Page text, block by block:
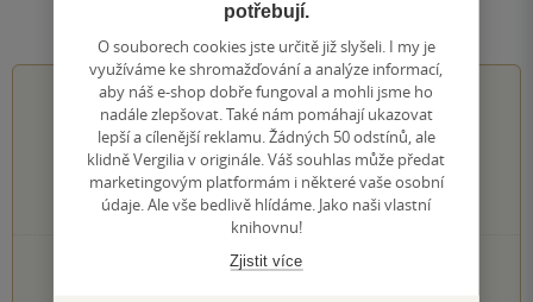
Hodnocení a recenze čtenářů
0.0z5
0hodnocení čtenářů
5 hvězdiček
potřebují.
O souborech cookies jste určitě již slyšeli. I my je
využíváme ke shromažďování a analýze informací,
aby náš e-shop dobře fungoval a mohli jsme ho
nadále zlepšovat. Také nám pomáhají ukazovat
lepší a cílenější reklamu. Žádných 50 odstínů, ale
klidně Vergilia v originále. Váš souhlas může předat
marketingovým platformám i některé vaše osobní
údaje. Ale vše bedlivě hlídáme. Jako naši vlastní
knihovnu!
Zjistit více